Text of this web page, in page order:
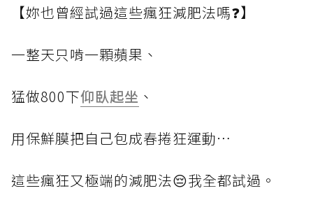
【妳也曾經試過這些瘋狂減肥法嗎❓】
一整天只啃一顆蘋果、
猛做800下仰臥起坐 、
用保鮮膜把自己包成春捲狂運動⋯
這些瘋狂又極端的減肥法😔我全都試過。